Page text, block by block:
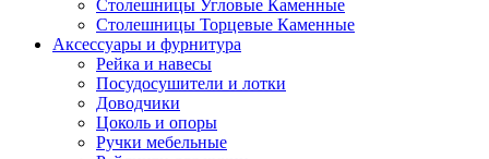
Столешницы Угловые Каменные
Столешницы Торцевые Каменные
Аксессуары и фурнитура
Рейка и навесы
Посудосушители и лотки
Доводчики
Цоколь и опоры
Ручки мебельные